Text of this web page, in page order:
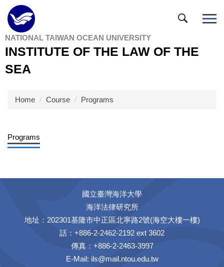
Jump
to
the
main
content
NATIONAL TAIWAN OCEAN UNIVERSITY
INSTITUTE OF THE LAW OF THE
SEA
Home Course Programs
Programs
國立臺灣海洋大學
海洋法律研究所
地址：202301基隆市中正區北寧路2號(海空大樓一樓)
話：+886-2-2462-2192 ext 3602
傳真：+886-2-2463-3997
E-Mail: ils@mail.ntou.edu.tw